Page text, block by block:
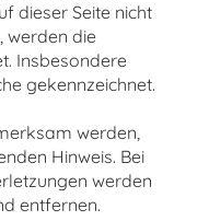
dieser Seite nicht
werden die
Insbesondere
gekennzeichnet.
werden,
Hinweis. Bei
werden
entfernen.